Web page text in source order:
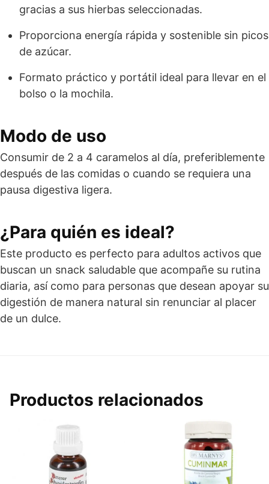
gracias a sus hierbas seleccionadas.
Proporciona energía rápida y sostenible sin picos
de azúcar.
Formato práctico y portátil ideal para llevar en el
bolso o la mochila.
Modo de uso
Consumir de 2 a 4 caramelos al día, preferiblemente
después de las comidas o cuando se requiera una
pausa digestiva ligera.
¿Para quién es ideal?
Este producto es perfecto para adultos activos que
buscan un snack saludable que acompañe su rutina
diaria, así como para personas que desean apoyar su
digestión de manera natural sin renunciar al placer
de un dulce.
Productos relacionados